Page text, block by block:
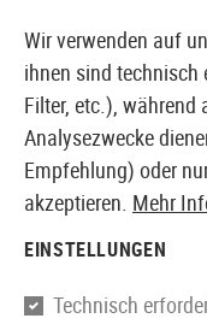
LCT
Wir verwenden auf
ihnen sind technisch
Filter, etc.), während
Analysezwecke
Empfehlung) oder
akzeptieren. Mehr
EINSTELLUNGEN
Technisch